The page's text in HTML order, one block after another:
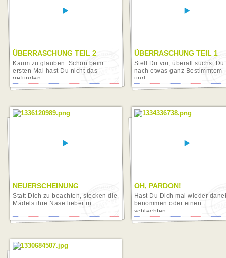
ÜBERRASCHUNG TEIL 2
Kaum zu glauben: Schon beim
ersten Mal hast Du nicht das
gefunden,...
ÜBERRASCHUNG TEIL 1
Stell Dir vor, überall suchst Du
nach etwas ganz Bestimmtem -
und...
NEUERSCHEINUNG
Statt Dich zu beachten, stecken die
Mädels ihre Nase lieber in...
OH, PARDON!
Hast Du Dich mal wieder
benommen oder einen
schlechten...